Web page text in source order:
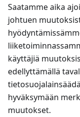
Saatamme aika
johtuen
käyttäjiä
edellyttämällä
hyväksymään
muutokset.